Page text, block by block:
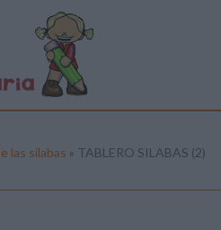
las sílabas » TABLERO SILABAS (2)